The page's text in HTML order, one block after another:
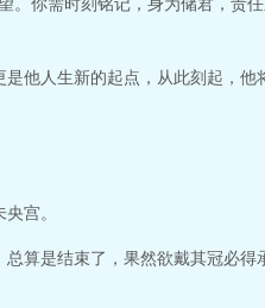
你需时刻铭记，身为储君，责
他人生新的起点，从此刻起，他
宫。
算是结束了，果然欲戴其冠必得